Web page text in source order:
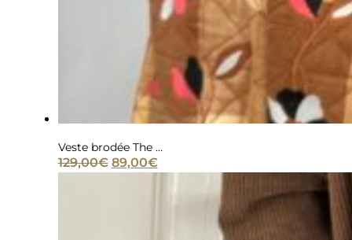
Veste brodée The Corner carreaux camel
129,00€ Le
89,00€Le